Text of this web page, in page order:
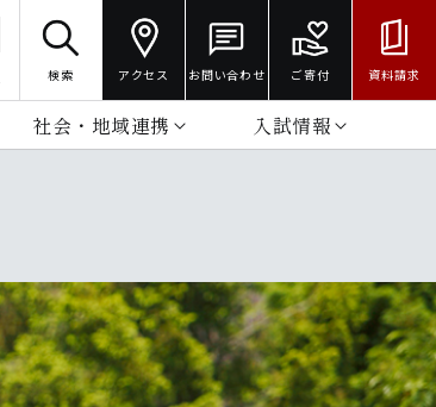
検索 アクセス お問い合わせ ご寄付 資料請求
社会・地域連携 入試情報